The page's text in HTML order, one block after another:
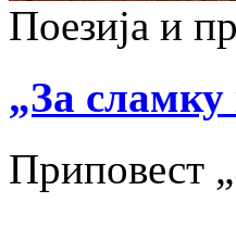
Поезија и
„За
Приповест